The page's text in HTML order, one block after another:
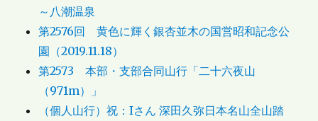
～八潮温泉
第2576回 黄色に輝く銀杏並木の国営昭和記念公
園（2019.11.18）
第2573 本部・支部合同山行「二十六夜山
（971m）」
（個人山行）祝：Iさん 深田久弥日本名山全山踏